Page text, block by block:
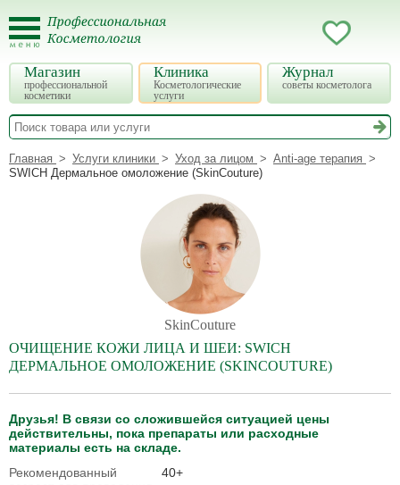
Магазин
профессиональной
косметики
Клиника
Косметологические
услуги
Журнал
советы косметолога
Главная Услуги клиники Уход за лицом
Anti-age терапия
SWICH Дермальное омоложение (SkinCouture)
SkinCouture
ОЧИЩЕНИЕ КОЖИ ЛИЦА И ШЕИ: SWICH
ДЕРМАЛЬНОЕ ОМОЛОЖЕНИЕ (SKINCOUTURE)
Друзья! В связи со сложившейся ситуацией цены
действительны, пока препараты или расходные
материалы есть на складе.
Рекомендованный
40+